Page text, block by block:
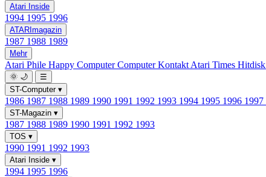
Atari Inside
1994 1995 1996
ATARImagazin
1987 1988 1989
Mehr
Atari Phile Happy ComputerComputer Kontakt Atari Times Hitdisk
🌞 🌙
☰
ST-Computer ▾
1986 1987 1988 1989 1990 1991 1992 1993 1994 1995 1996 1997
ST-Magazin ▾
1987 1988 1989 1990 1991 1992 1993
TOS ▾
1990 1991 1992 1993
Atari Inside ▾
1994 1995 1996